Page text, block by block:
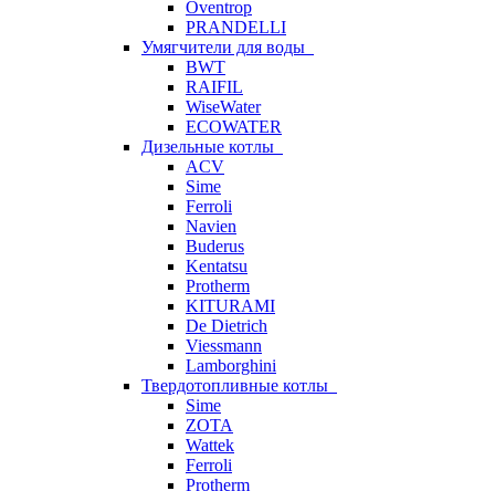
Oventrop
PRANDELLI
Умягчители для воды
BWT
RAIFIL
WiseWater
ECOWATER
Дизельные котлы
ACV
Sime
Ferroli
Navien
Buderus
Kentatsu
Protherm
KITURAMI
De Dietrich
Viessmann
Lamborghini
Твердотопливные котлы
Sime
ZOTA
Wattek
Ferroli
Protherm